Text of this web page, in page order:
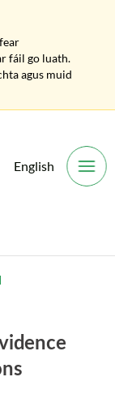
English
fáil go luath.
agus muid